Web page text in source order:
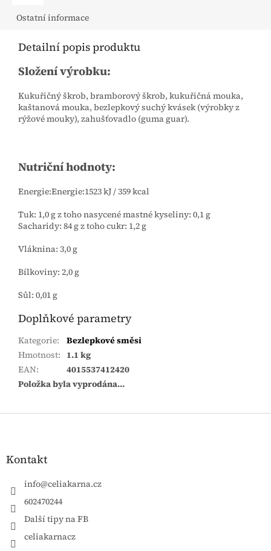
Ostatní informace
Detailní popis produktu
Složení výrobku:
Kukuřičný škrob, bramborový škrob, kukuřičná mouka,
kaštanová mouka, bezlepkový suchý kvásek (výrobky z
rýžové mouky), zahušťovadlo (guma guar).
Nutriční hodnoty:
Energie:Energie:1523 kJ / 359 kcal
Tuk: 1,0 g z toho nasycené mastné kyseliny: 0,1 g
Sacharidy: 84 g z toho cukr: 1,2 g
Vláknina: 3,0 g
Bílkoviny: 2,0 g
Sůl: 0,01 g
Doplňkové parametry
Kategorie:
Bezlepkové směsi
Hmotnost: 1.1 kg
EAN:
4015537412420
Položka byla vyprodána…
Zápatí
Kontakt
info@celiakarna.cz
602470244
Další tipy na FB
celiakarnacz